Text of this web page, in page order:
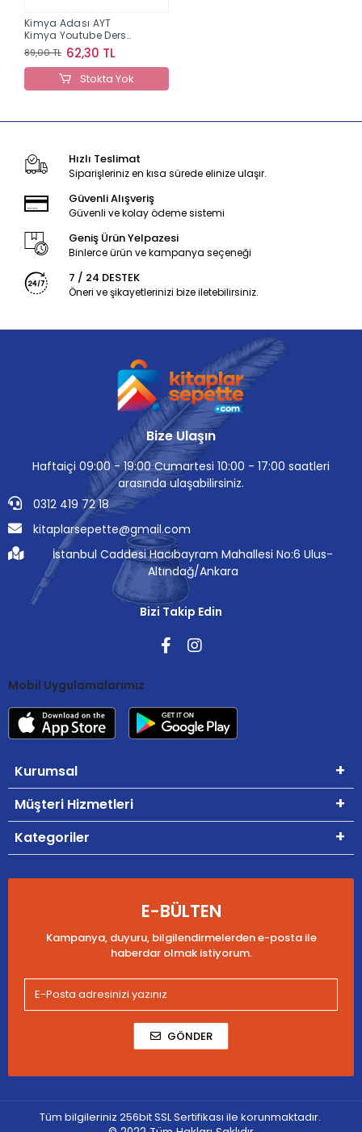
Kimya Adası AYT
Kimya Youtube Ders
Notları 1. Kitap
89,00 TL 62,30 TL
Stokta Yok
Hızlı Teslimat
Siparişleriniz en kısa sürede elinize ulaşır.
Güvenli Alışveriş
Güvenli ve kolay ödeme sistemi
Geniş Ürün Yelpazesi
Binlerce ürün ve kampanya seçeneği
7 / 24 DESTEK
Öneri ve şikayetlerinizi bize iletebilirsiniz.
Bize Ulaşın
Haftaiçi 09:00 - 19:00 Cumartesi 10:00 - 17:00 saatleri
arasında ulaşabilirsiniz.
0312 419 72 18
kitaplarsepette@gmail.com
İstanbul Caddesi Hacıbayram Mahallesi No:6 Ulus-
Altındağ/Ankara
Bizi Takip Edin
Mobil Uygulamalarımız
Kurumsal
Müşteri Hizmetleri
Kategoriler
E-BÜLTEN
Kampanya, duyuru, bilgilendirmelerden e-posta ile
haberdar olmak istiyorum.
GÖNDER
Tüm bilgileriniz 256bit SSL Sertifikası ile korunmaktadır.